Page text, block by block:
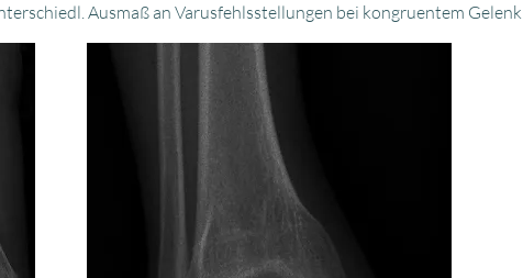
Ausmaß an Varusfehlsstellungen bei kongruentem Gelenk